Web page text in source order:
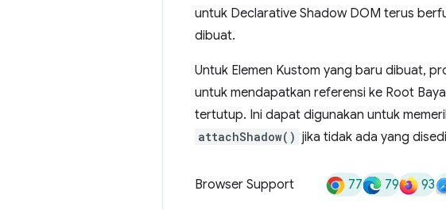
untuk Declarative Shadow DOM terus
dibuat.
Untuk Elemen Kustom yang baru dibuat,
untuk mendapatkan referensi ke Root
tertutup. Ini dapat digunakan untuk
attachShadow() jika tidak ada yang
Browser Support 77 79 93